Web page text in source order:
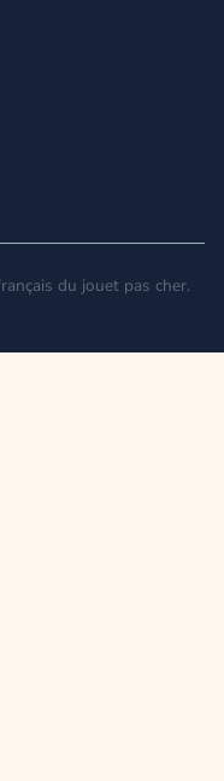
du jouet pas cher.